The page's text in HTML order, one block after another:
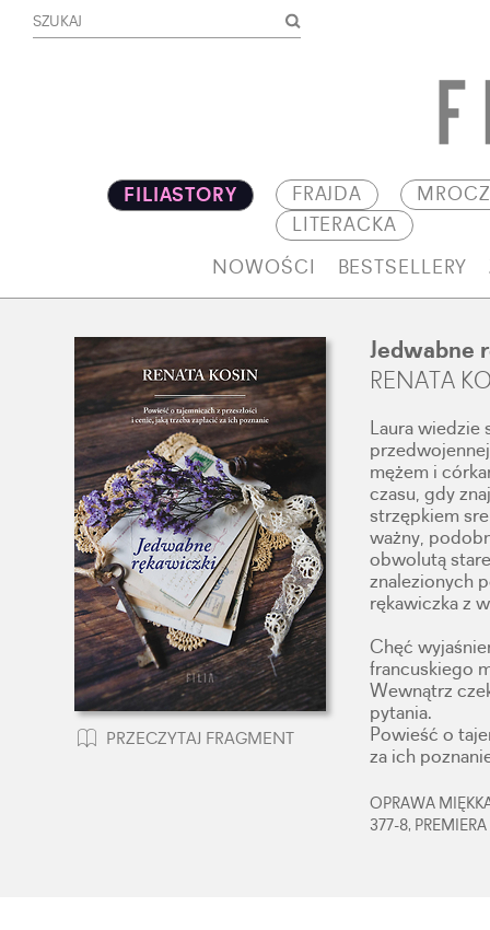
FILIASTORY FRAJDA
LITERACKA
NOWOŚCI BESTSELLERY
PRZECZYTAJ FRAGMENT
Jedwabne
RENATA
Laura wiedzie
mężem i
czasu, gdy
strzępkiem
ważny,
obwolutą
znalezionych
rękawiczka z
Chęć
francuskiego
Wewnątrz
pytania.
Powieść o
za ich
OPRAWA
377-8,